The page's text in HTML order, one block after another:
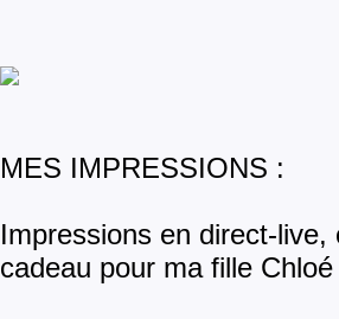
MES IMPRESSIONS :
Impressions en direct-
cadeau pour ma fille